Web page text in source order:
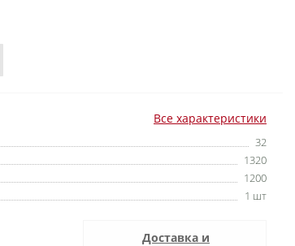
Все характеристики
32
1320
1200
1 шт
Доставка и